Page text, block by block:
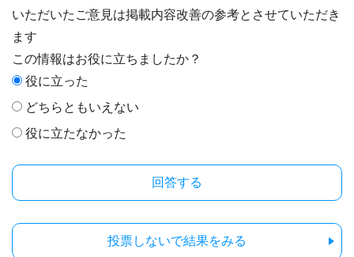
いただいたご意見は掲載内容改善の参考とさせていただき
ます
この情報はお役に立ちましたか？
役に立った
どちらともいえない
役に立たなかった
投票しないで結果をみる